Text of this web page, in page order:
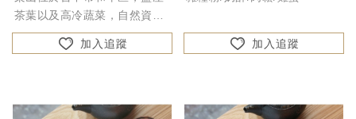
茶葉以及高冷蔬菜，自然資源
豐富。梨山地區日夜溫差大，
因此茶業結構肥厚，造就脫俗
加入追蹤 加入追蹤